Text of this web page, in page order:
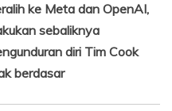
ke Meta dan OpenAI,
sebaliknya
diri Tim Cook
berdasar